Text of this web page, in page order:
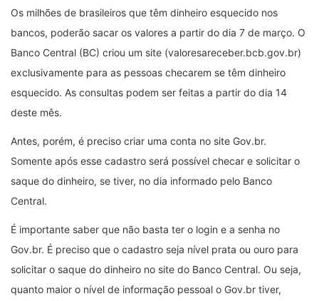
Os milhões de brasileiros que têm dinheiro esquecido nos
bancos, poderão sacar os valores a partir do dia 7 de março. O
Banco Central (BC) criou um site (valoresareceber.bcb.gov.br)
exclusivamente para as pessoas checarem se têm dinheiro
esquecido. As consultas podem ser feitas a partir do dia 14
deste mês.
Antes, porém, é preciso criar uma conta no site Gov.br.
Somente após esse cadastro será possível checar e solicitar o
saque do dinheiro, se tiver, no dia informado pelo Banco
Central.
É importante saber que não basta ter o login e a senha no
Gov.br. É preciso que o cadastro seja nível prata ou ouro para
solicitar o saque do dinheiro no site do Banco Central. Ou seja,
quanto maior o nível de informação pessoal o Gov.br tiver,